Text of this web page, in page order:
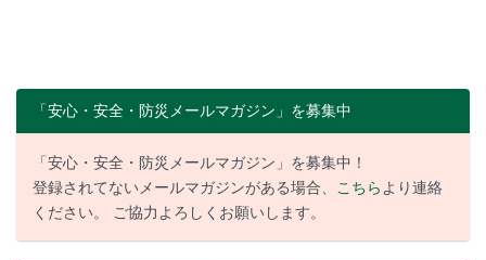
「安心・安全・防災メールマガジン」を募集中
「安心・安全・防災メールマガジン」を募集中！
登録されてないメールマガジンがある場合、 こちらより連絡
ください。 ご協力よろしくお願いします。